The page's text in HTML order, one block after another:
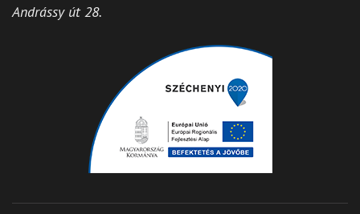
Andrássy út 28.